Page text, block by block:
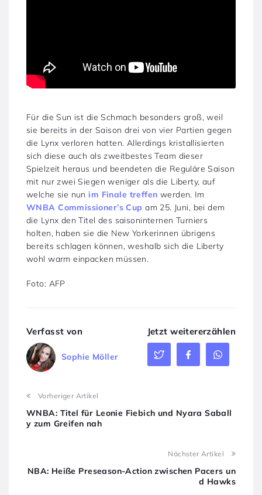
Für die Sun ist die Schmach besonders groß, weil
sie bereits in der Saison drei von vier Partien gegen
die Lynx verloren hatten. Allerdings kristallisierten
sich diese auch als zweitbestes Team dieser
Spielzeit heraus und beendeten die Reguläre Saison
mit nur zwei Siegen weniger als die Liberty, auf
welche sie nun im Finale treffen werden. Im
WNBA Commissioner’s Cup am 25. Juni, bei dem
die Lynx den Titel des saisoninternen Turniers
holten, haben sie die New Yorkerinnen übrigens
bereits schlagen können, weshalb sich die Liberty
wohl warm einpacken müssen.
Foto: AFP
Verfasst von
Sophie Möller
Jetzt weitererzählen
Vorheriger Artikel
WNBA: Titel für Leonie Fiebich und Nyara Saball
y zum Greifen nah
Nächster Artikel
NBA: Heiße Preseason-Action zwischen Pacers un
d Hawks